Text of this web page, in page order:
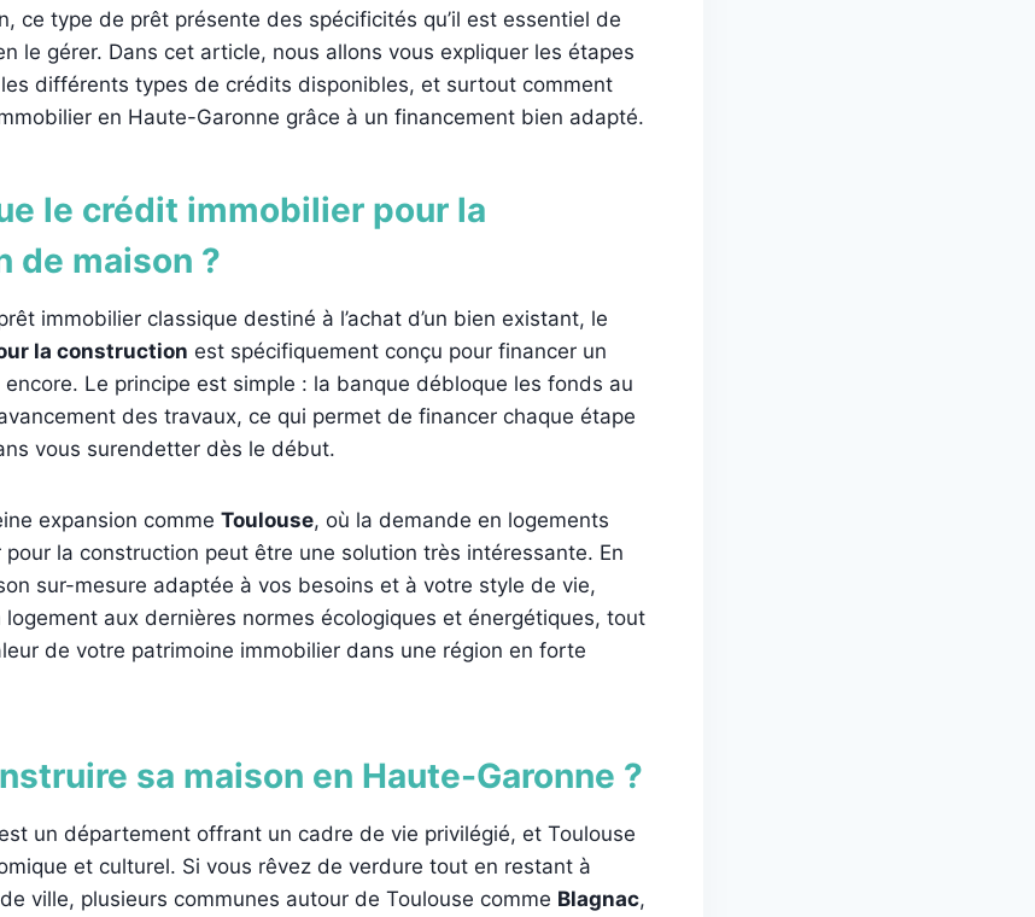
ce type de prêt présente des spécificités qu’il est essentiel de
le gérer. Dans cet article, nous allons vous expliquer les étapes
différents types de crédits disponibles, et surtout comment
en Haute-Garonne grâce à un financement bien adapté.
le crédit immobilier pour la
de maison ?
immobilier classique destiné à l’achat d’un bien existant, le
la construction est spécifiquement conçu pour financer un
encore. Le principe est simple : la banque débloque les fonds au
des travaux, ce qui permet de financer chaque étape
vous surendetter dès le début.
expansion comme Toulouse, où la demande en logements
la construction peut être une solution très intéressante. En
sur-mesure adaptée à vos besoins et à votre style de vie,
logement aux dernières normes écologiques et énergétiques, tout
de votre patrimoine immobilier dans une région en forte
sa maison en Haute-Garonne ?
un département offrant un cadre de vie privilégié, et Toulouse
et culturel. Si vous rêvez de verdure tout en restant à
ville, plusieurs communes autour de Toulouse comme Blagnac,